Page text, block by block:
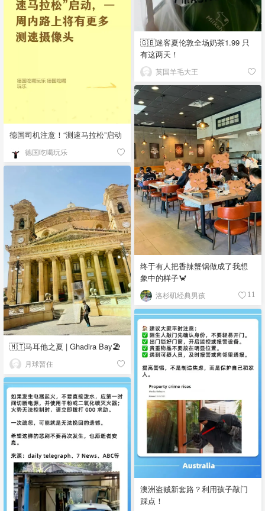
🇬🇧迷客夏伦敦全场奶茶1.99 只
有这两天！
英国羊毛大王
德国司机注意！“测速马拉松”启动
德国吃喝玩乐
终于有人把香辣蟹锅做成了我想
象中的样子🦀
洛杉矶经典男孩 11
🇲🇹马耳他之夏 | Ghadira Bay🏖️
月球暂住
澳洲盗贼新套路？利用孩子敲门
踩点！